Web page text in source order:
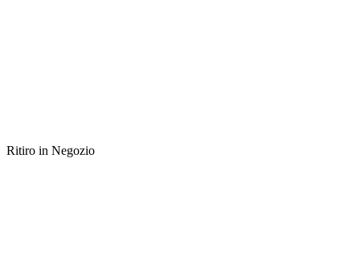
Ritiro in Negozio